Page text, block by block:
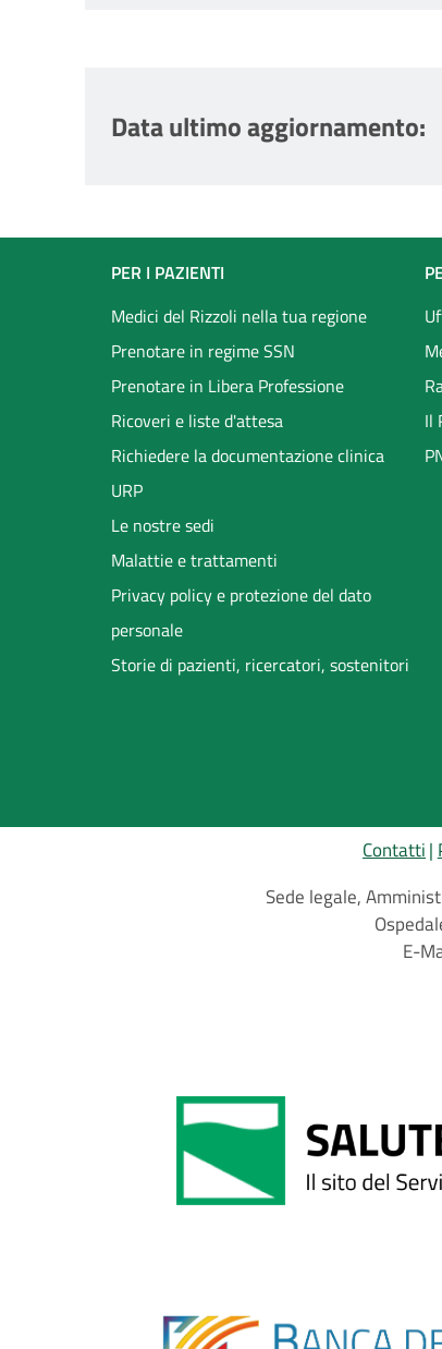
Data ultimo aggiornamento
Footer
menu
PER I PAZIENTI
Medici del Rizzoli nella tua regione
Prenotare in regime SSN
Prenotare in Libera Professione
Ricoveri e liste d'attesa
Richiedere la documentazione clinica
URP
Le nostre sedi
Malattie e trattamenti
Privacy policy e protezione del dato
personale
Storie di pazienti, ricercatori, sostenitori
Il
Contatti
Sede legale,
E-